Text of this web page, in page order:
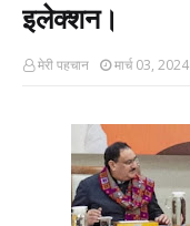
इलेक्शन।
मेरी पहचान मार्च 03, 2024